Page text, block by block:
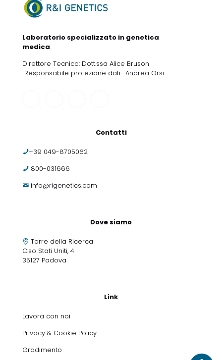
Laboratorio specializzato in genetica
medica
Direttore Tecnico: Dott.ssa Alice Bruson
Responsabile protezione dati : Andrea Orsi
Contatti
+39 049-8705062
800-031666
info@rigenetics.com
Dove siamo
Torre della Ricerca
C.so Stati Uniti, 4
35127 Padova
Link
Lavora con noi
Privacy & Cookie Policy
Gradimento